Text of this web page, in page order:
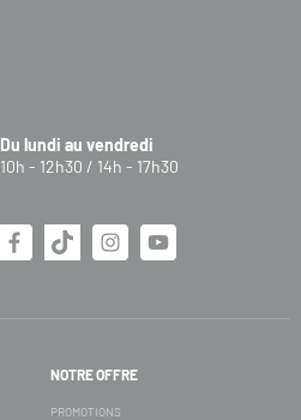
Du lundi au vendredi
10h - 12h30 / 14h - 17h30
NOTRE OFFRE
PROMOTIONS